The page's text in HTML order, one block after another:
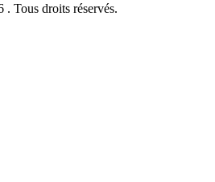
Tous droits réservés.